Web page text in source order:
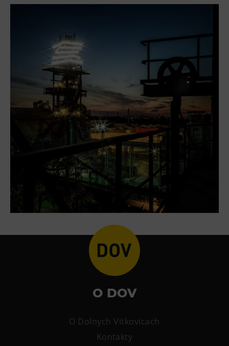
Ściana wspinaczkowa
Akademia Kreatywna
Narodowe Muzeum Rolnicze
Wycieczki
Dolni Vitkowice
Muzeum Górnictwa w Parku Landek
Kawiarnia Wielki Świat Techniki
PECKA DOV
Restaurace VP ART
CØKAFE Dolní Vítkovice
Zakwaterowanie
O DOV
O Dolnych Vitkovicach
Kontakty